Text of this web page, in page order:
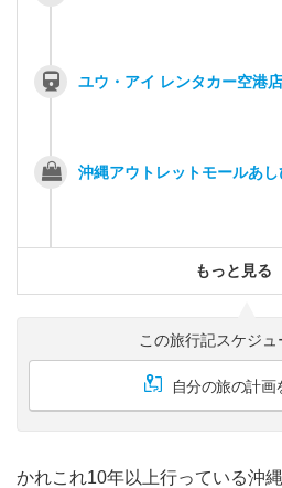
ユウ・アイ レンタカー空港店
沖縄アウトレットモールあ
もっと見る
この旅行記スケジュ
自分の旅の計画
かれこれ10年以上行っている沖